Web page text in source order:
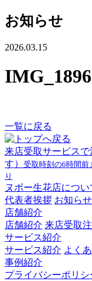
お知らせ
2026.03.15
一覧に戻る
来店受取サービスで
す） 受取時刻の6時間前
り
ヌボー生花店につい
代表者挨拶 お知らせ
店舗紹介
店舗紹介 来店受取
サービス紹介
サービス紹介 よく
事例紹介
プライバシーポリシ